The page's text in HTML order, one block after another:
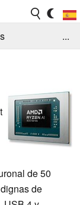
...
de 50
de